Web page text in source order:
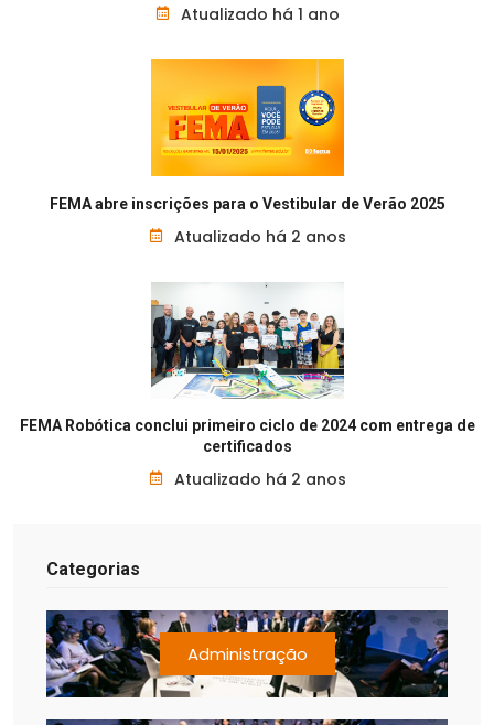
Atualizado há 1 ano
FEMA abre inscrições para o Vestibular de Verão 2025
Atualizado há 2 anos
FEMA Robótica conclui primeiro ciclo de 2024 com entrega de
certificados
Atualizado há 2 anos
Categorias
Administração